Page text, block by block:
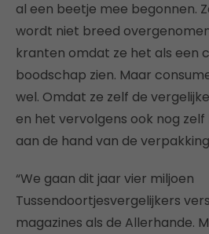
al een beetje mee begonnen.
wordt niet breed
kranten omdat ze het als een
boodschap zien. Maar
wel. Omdat ze zelf de
en het vervolgens ook nog
aan de hand van de
“We gaan dit jaar vier miljoen
Tussendoortjesvergelijkers
magazines als de Allerhande.